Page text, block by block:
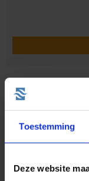
Toestemming
Deze website
8 daagse West-
vanuit Genua langs Italië,